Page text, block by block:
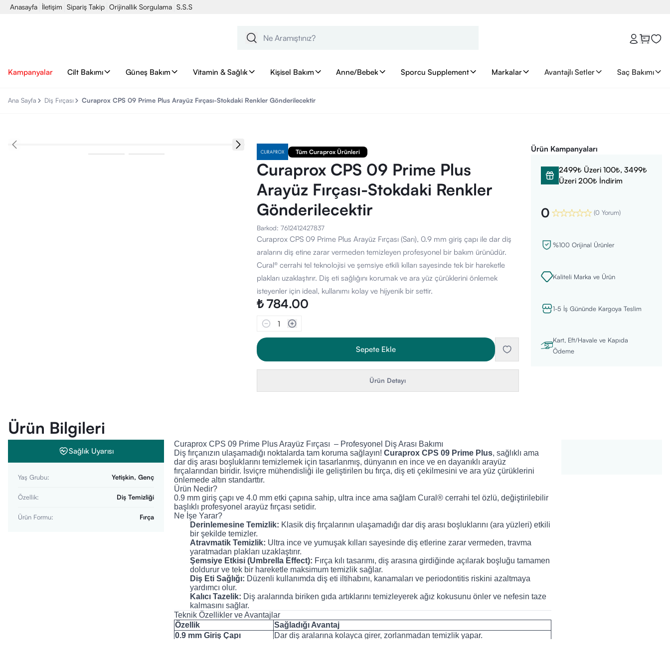
Anasayfa İletişim Sipariş Takip Orijinallik Sorgulama S.S.S
Kampanyalar Cilt Bakımı Güneş Bakım Vitamin & Sağlık Kişisel Bakım Anne/Bebek Sporcu Supplement Markalar Avantajlı Setler Saç Bakımı
Ana Sayfa Diş Fırçası Curaprox CPS 09 Prime Plus Arayüz Fırçası-Stokdaki Renkler Gönderilecektir
Tüm Curaprox Ürünleri
Curaprox CPS 09 Prime Plus
Arayüz Fırçası-Stokdaki Renkler
Gönderilecektir
Barkod: 7612412427837
Curaprox CPS 09 Prime Plus Arayüz Fırçası (Sarı), 0.9 mm giriş çapı ile dar diş
aralarını diş etine zarar vermeden temizleyen profesyonel bir bakım ürünüdür.
Cural® cerrahi tel teknolojisi ve şemsiye etkili kılları sayesinde tek bir hareketle
plakları uzaklaştırır. Diş eti sağlığını korumak ve ara yüz çürüklerini önlemek
isteyenler için ideal, kullanımı kolay ve hijyenik bir settir.
₺ 784.00
1
Sepete Ekle
Ürün Detayı
Ürün Kampanyaları
2499₺ Üzeri 100₺, 3499₺
Üzeri 200₺ İndirim
0 (0 Yorum)
%100 Orijinal Ürünler
Kaliteli Marka ve Ürün
1-5 İş Gününde Kargoya Teslim
Kart, Eft/Havale ve Kapıda
Ödeme
Ürün Bilgileri
Sağlık Uyarısı
Yaş Grubu: Yetişkin, Genç
Özellik: Diş Temizliği
Ürün Formu: Fırça
Curaprox CPS 09 Prime Plus Arayüz Fırçası – Profesyonel Diş Arası Bakımı
Diş fırçanızın ulaşamadığı noktalarda tam koruma sağlayın! Curaprox CPS 09 Prime Plus, sağlıklı ama
dar diş arası boşluklarını temizlemek için tasarlanmış, dünyanın en ince ve en dayanıklı arayüz
fırçalarından biridir. İsviçre mühendisliği ile geliştirilen bu fırça, diş eti çekilmesini ve ara yüz çürüklerini
önlemede altın standarttır.
Ürün Nedir?
0.9 mm giriş çapı ve 4.0 mm etki çapına sahip, ultra ince ama sağlam Cural® cerrahi tel özlü, değiştirilebilir
başlıklı profesyonel arayüz fırçası setidir.
Ne İşe Yarar?
Derinlemesine Temizlik: Klasik diş fırçalarının ulaşamadığı dar diş arası boşluklarını (ara yüzleri) etkili
bir şekilde temizler.
Atravmatik Temizlik: Ultra ince ve yumuşak kılları sayesinde diş etlerine zarar vermeden, travma
yaratmadan plakları uzaklaştırır.
Şemsiye Etkisi (Umbrella Effect): Fırça kılı tasarımı, diş arasına girdiğinde açılarak boşluğu tamamen
doldurur ve tek bir hareketle maksimum temizlik sağlar.
Diş Eti Sağlığı: Düzenli kullanımda diş eti iltihabını, kanamaları ve periodontitis riskini azaltmaya
yardımcı olur.
Kalıcı Tazelik: Diş aralarında biriken gıda artıklarını temizleyerek ağız kokusunu önler ve nefesin taze
kalmasını sağlar.
Teknik Özellikler ve Avantajlar
Özellik
Sağladığı Avantaj
0.9 mm Giriş Çapı
Dar diş aralarına kolayca girer, zorlanmadan temizlik yapar.